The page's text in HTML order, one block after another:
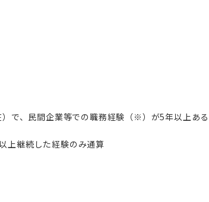
で、民間企業等での職務経験（※）が5年以上ある
上継続した経験のみ通算